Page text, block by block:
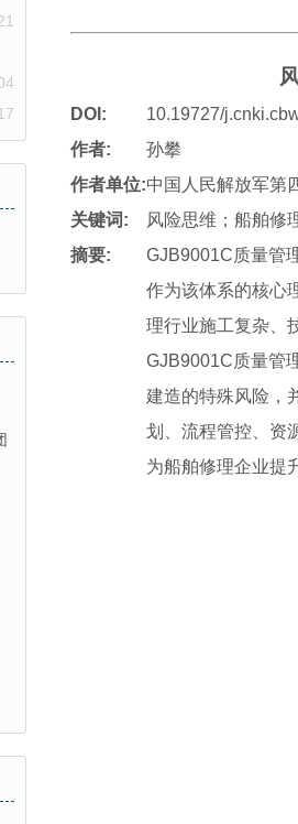
DOI:
10.19727/
作者:
孙攀
作者单位:中国人民解放军第
关键词:
风险思维；船舶修
摘要:
GJB9001C质量管
作为该体系的核心
理行业施工复杂、
GJB9001C质量管
建造的特殊风险，
划、流程管控、资
为船舶修理企业提